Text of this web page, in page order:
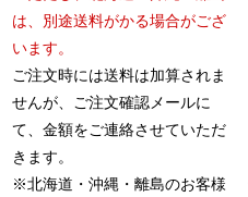
は、別途送料がかる場合がござ
います。
ご注文時には送料は加算されま
せんが、ご注文確認メールに
て、金額をご連絡させていただ
きます。
※北海道・沖縄・離島のお客様